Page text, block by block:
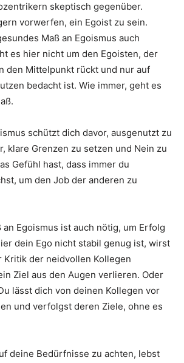
skeptisch gegenüber.
vorwerfen, ein Egoist zu sein.
Maß an Egoismus auch
es hier nicht um den Egoisten, der
den Mittelpunkt rückt und nur auf
bedacht ist. Wie immer, geht es
schützt dich davor, ausgenutzt zu
klare Grenzen zu setzen und Nein zu
Gefühl hast, dass immer du
um den Job der anderen zu
an Egoismus ist auch nötig, um Erfolg
dein Ego nicht stabil genug ist, wirst
Kritik der neidvollen Kollegen
Ziel aus den Augen verlieren. Oder
lässt dich von deinen Kollegen vor
und verfolgst deren Ziele, ohne es
deine Bedürfnisse zu achten, lebst